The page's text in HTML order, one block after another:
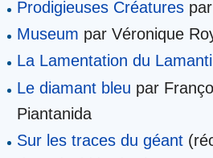
Prodigieuses Créatures
Museum par Véronique
La Lamentation du
Le diamant bleu par
Piantanida
Sur les traces du géant